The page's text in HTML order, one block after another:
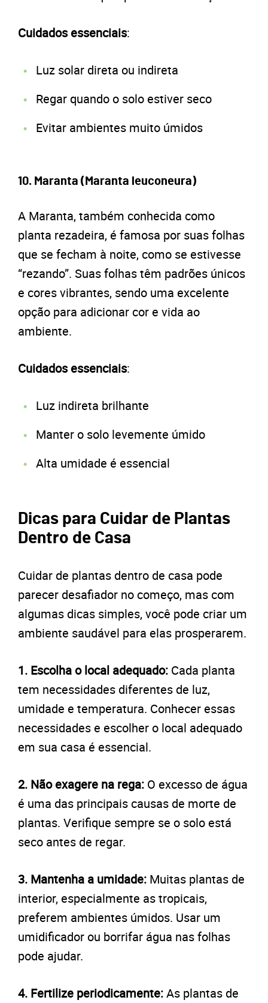
Cuidados essenciais:
Luz solar direta ou indireta
Regar quando o solo estiver seco
Evitar ambientes muito úmidos
10. Maranta (Maranta leuconeura)
A Maranta, também conhecida como
planta rezadeira, é famosa por suas folhas
que se fecham à noite, como se estivesse
“rezando”. Suas folhas têm padrões únicos
e cores vibrantes, sendo uma excelente
opção para adicionar cor e vida ao
ambiente.
Cuidados essenciais:
Luz indireta brilhante
Manter o solo levemente úmido
Alta umidade é essencial
Dicas para Cuidar de Plantas
Dentro de Casa
Cuidar de plantas dentro de casa pode
parecer desafiador no começo, mas com
algumas dicas simples, você pode criar um
ambiente saudável para elas prosperarem.
1. Escolha o local adequado: Cada planta
tem necessidades diferentes de luz,
umidade e temperatura. Conhecer essas
necessidades e escolher o local adequado
em sua casa é essencial.
2. Não exagere na rega: O excesso de água
é uma das principais causas de morte de
plantas. Verifique sempre se o solo está
seco antes de regar.
3. Mantenha a umidade: Muitas plantas de
interior, especialmente as tropicais,
preferem ambientes úmidos. Usar um
umidificador ou borrifar água nas folhas
pode ajudar.
4. Fertilize periodicamente:As plantas de